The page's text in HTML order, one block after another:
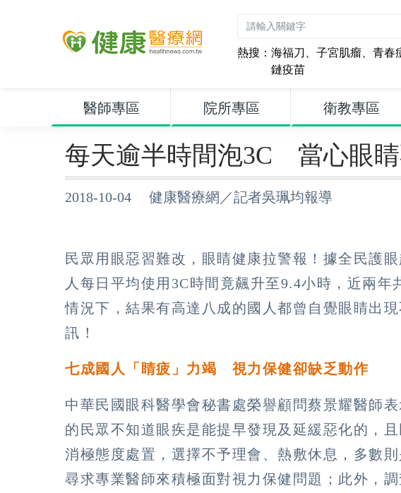
熱搜： 海福刀 、 子宮肌瘤、 青春
鏈疫苗
醫師專區 院所專區 衛教專區
每天逾半時間泡3C 當心眼
2018-10-04 健康醫療網／記者吳珮均報導
民眾用眼惡習難改，眼睛健康拉警報！據全民護
人每日平均使用3C時間竟飆升至9.4小時，近兩年
情況下，結果有高達八成的國人都曾自覺眼睛出
訊！
七成國人「睛疲」力竭 視力保健卻缺乏動作
中華民國眼科醫學會秘書處榮譽顧問蔡景耀醫師
的民眾不知道眼疾是能提早發現及延緩惡化的，
消極態度處置，選擇不予理會、熱敷休息，多數
尋求專業醫師來積極面對視力保健問題；此外，